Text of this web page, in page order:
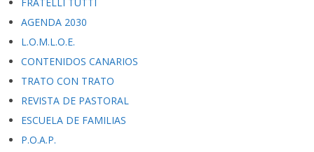
AGENDA 2030
L.O.M.L.O.E.
CONTENIDOS CANARIOS
TRATO CON TRATO
REVISTA DE PASTORAL
ESCUELA DE FAMILIAS
P.O.A.P.